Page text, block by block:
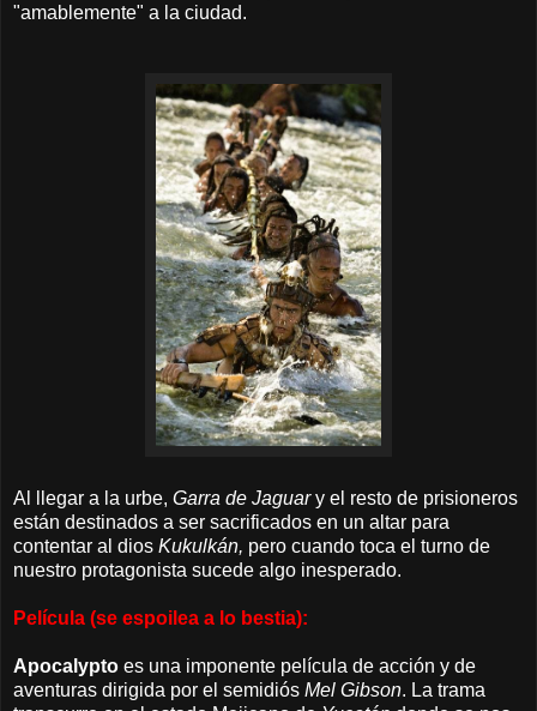
"amablemente" a la ciudad.
Al llegar a la urbe, Garra de Jaguary el resto de prisioneros
están destinados a ser sacrificados en un altar para
contentar al dios Kukulkán, pero cuando toca el turno de
nuestro protagonista sucede algo inesperado.
Película (se espoilea a lo bestia):
Apocalypto es una imponente película de acción y de
aventuras dirigida por el semidiós Mel Gibson. La trama